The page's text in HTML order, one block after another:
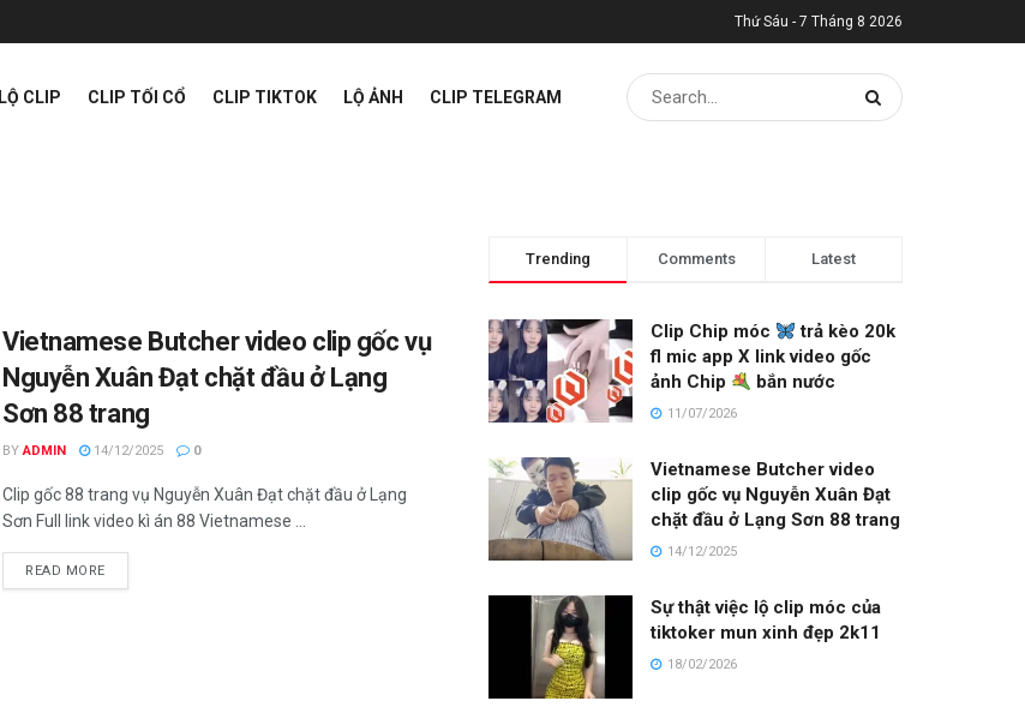
Thứ Sáu - 7 Tháng 8 2026
LỘ CLIP CLIP TỐI CỔ CLIP TIKTOK LỘ ẢNH CLIP TELEGRAM
Vietnamese Butcher video clip gốc vụ
Nguyễn Xuân Đạt chặt đầu ở Lạng
Sơn 88 trang
BY ADMIN 14/12/2025 0
Clip gốc 88 trang vụ Nguyễn Xuân Đạt chặt đầu ở Lạng
Sơn Full link video kì án 88 Vietnamese ...
READ MORE
Trending Comments Latest
Clip Chip móc
trả kèo 20k
fl mic app X link video gốc
ảnh Chip
bắn nước
11/07/2026
Vietnamese Butcher video
clip gốc vụ Nguyễn Xuân Đạt
chặt đầu ở Lạng Sơn 88 trang
14/12/2025
Sự thật việc lộ clip móc của
tiktoker mun xinh đẹp 2k11
18/02/2026